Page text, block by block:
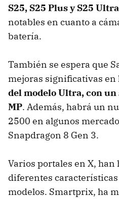
S25, S25 Plus y S25 Ultra
notables en cuanto a
batería.
También se espera que
mejoras significativas en
del modelo Ultra, con un
MP. Además, habrá un
2500 en algunos
Snapdragon 8 Gen 3.
Varios portales en X, han
diferentes características
modelos. Smartprix, ha